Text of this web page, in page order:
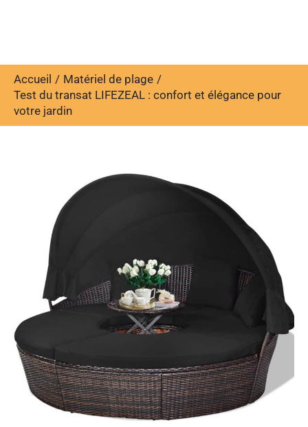
Accueil
Matériel de plage
Test du transat LIFEZEAL : confort et élégance pour
votre jardin